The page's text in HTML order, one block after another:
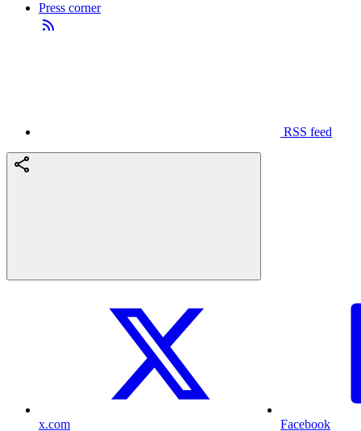
Press corner
RSS feed
x.com Facebook